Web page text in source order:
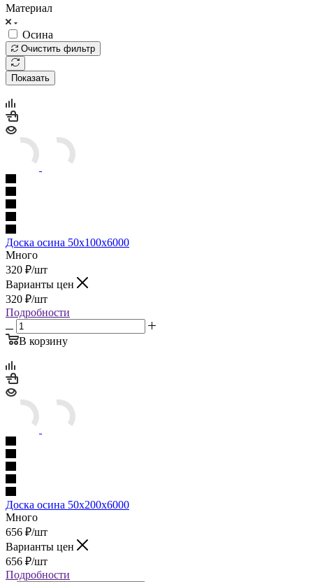
Материал
Осина
Очистить фильтр
Показать
Доска осина 50х100х6000
Много
320 ₽/шт
Варианты цен
320 ₽/шт
Подробности
В корзину
Доска осина 50х200х6000
Много
656 ₽/шт
Варианты цен
656 ₽/шт
Подробности